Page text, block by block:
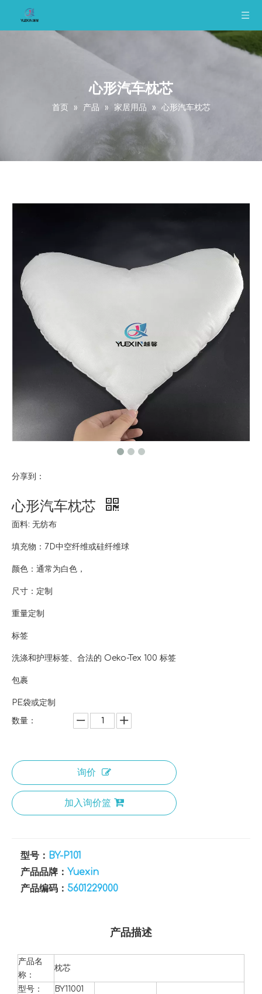
心形汽车枕芯
首页 » 产品 » 家居用品 » 心形汽车枕芯
分享到：
心形汽车枕芯
面料: 无纺布
填充物：7D中空纤维或硅纤维球
颜色：通常为白色，
尺寸：定制
重量定制
标签
洗涤和护理标签、合法的 Oeko-Tex 100 标签
包裹
PE袋或定制
数量：
询价
加入询价篮
型号： BY-P101
产品品牌： Yuexin
产品编码： 5601229000
产品描述
产品名
称：
枕芯
型号： BY11001